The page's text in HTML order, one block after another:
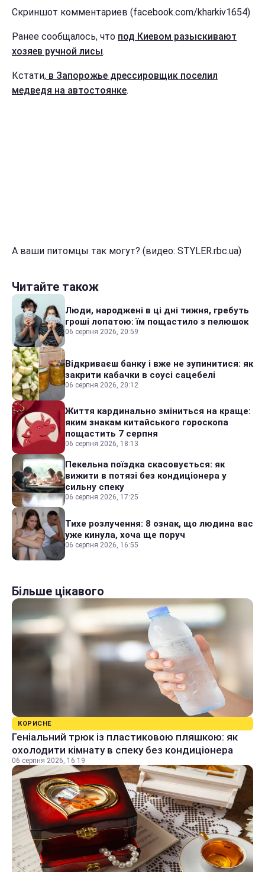
Скриншот комментариев (facebook.com/kharkiv1654)
Ранее сообщалось, что под Киевом разыскивают
хозяев ручной лисы.
Кстати, в Запорожье дрессировщик поселил
медведя на автостоянке.
А ваши питомцы так могут? (видео: STYLER.rbc.ua)
Читайте також
Люди, народжені в ці дні тижня, гребуть
гроші лопатою: їм пощастило з пелюшок
06 серпня 2026, 20:59
Відкриваєш банку і вже не зупинитися: як
закрити кабачки в соусі сацебелі
06 серпня 2026, 20:12
Життя кардинально зміниться на краще:
яким знакам китайського гороскопа
пощастить 7 серпня
06 серпня 2026, 18:13
Пекельна поїздка скасовується: як
вижити в потязі без кондиціонера у
сильну спеку
06 серпня 2026, 17:25
Тихе розлучення: 8 ознак, що людина вас
уже кинула, хоча ще поруч
06 серпня 2026, 16:55
Більше цікавого
КОРИСНЕ
Геніальний трюк із пластиковою пляшкою: як
охолодити кімнату в спеку без кондиціонера
06 серпня 2026, 16:19